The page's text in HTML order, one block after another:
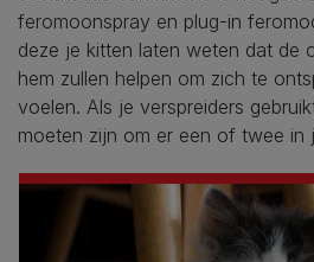
feromoonspray en plug-in
deze je kitten laten weten dat de
hem zullen helpen om zich te
voelen. Als je verspreiders
moeten zijn om er een of twee in